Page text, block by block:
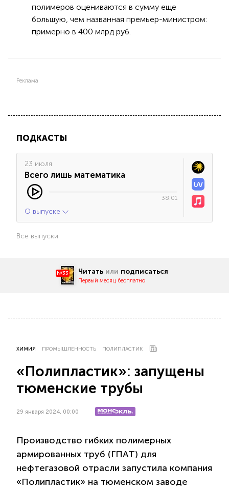
полимеров оцениваются в сумму еще
большую, чем названная премьер-министром:
примерно в 400 млрд руб.
Реклама
ПОДКАСТЫ
23 июля
Всего лишь математика
38:01
О выпуске
Все выпуски
№33 Читать или подписаться
Первый месяц бесплатно
ХИМИЯ ПРОМЫШЛЕННОСТЬ ПОЛИПЛАСТИК
«Полипластик»: запущены
тюменские трубы
29 января 2024, 00:00
Производство гибких полимерных
армированных труб (ГПАТ) для
нефтегазовой отрасли запустила компания
«Полипластик» на тюменском заводе